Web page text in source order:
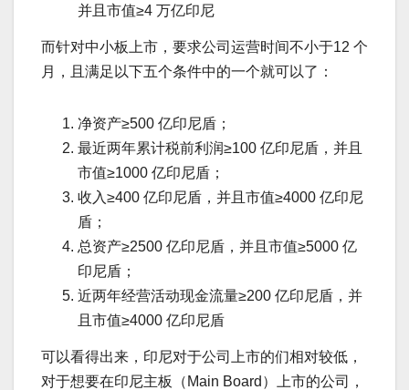
并且市值≥4 万亿印尼
而针对中小板上市，要求公司运营时间不小于12 个
月，且满足以下五个条件中的一个就可以了：
净资产≥500 亿印尼盾；
最近两年累计税前利润≥100 亿印尼盾，并且
市值≥1000 亿印尼盾；
收入≥400 亿印尼盾，并且市值≥4000 亿印尼
盾；
总资产≥2500 亿印尼盾，并且市值≥5000 亿
印尼盾；
近两年经营活动现金流量≥200 亿印尼盾，并
且市值≥4000 亿印尼盾
可以看得出来，印尼对于公司上市的们相对较低，
对于想要在印尼主板（Main Board）上市的公司，